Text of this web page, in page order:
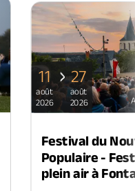
11
août
2026
27
août
2026
Festival du
Populaire -
plein air à